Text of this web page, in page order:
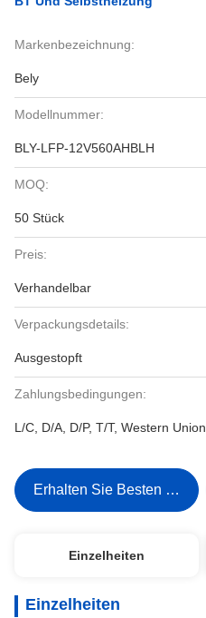
Markenbezeichnung:
Bely
Modellnummer:
BLY-LFP-12V560AHBLH
MOQ:
50 Stück
Preis:
Verhandelbar
Verpackungsdetails:
Ausgestopft
Zahlungsbedingungen:
L/C, D/A, D/P, T/T, Western Union
Erhalten Sie Besten Preis
Einzelheiten
Einzelheiten